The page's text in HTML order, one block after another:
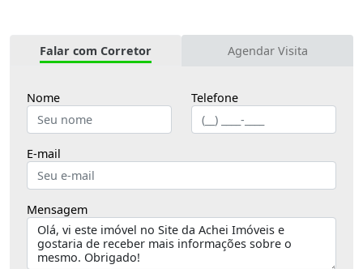
Falar com Corretor Agendar Visita
Nome Telefone
E-mail
Mensagem